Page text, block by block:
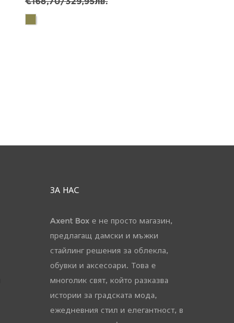
ЗА НАС
Axent Box е не просто магазин,
предлагащ дамски и мъжки
стайлинг решения за облекла,
обувки и аксесоари. Това е
многолик свят, който разказва
истории за градската мода,
ежедневния стил и елегантност, в